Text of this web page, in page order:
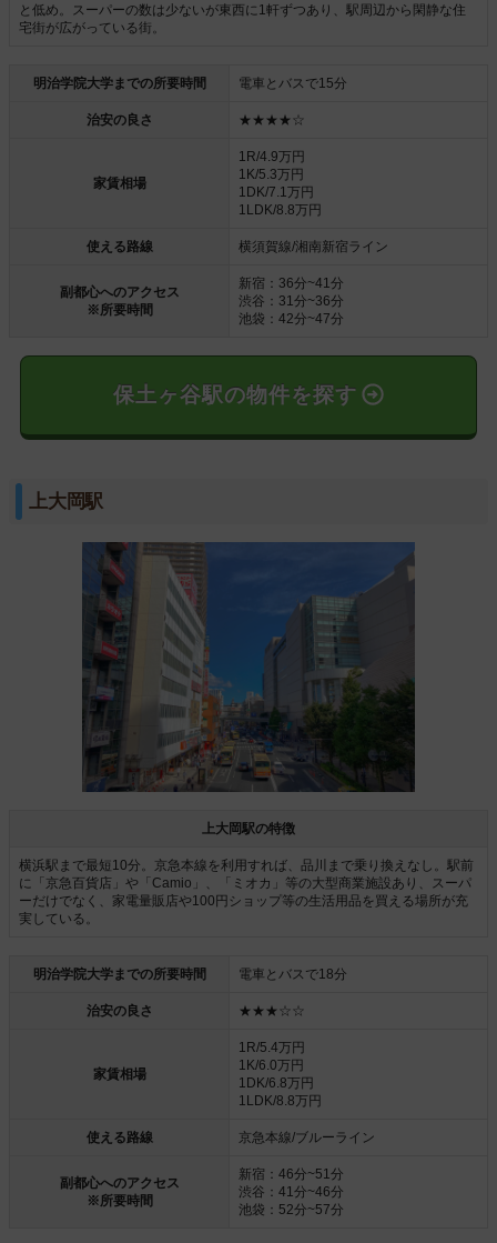
と低め。スーパーの数は少ないが東西に1軒ずつあり、駅周辺から閑静な住
宅街が広がっている街。
明治学院大学までの所要時間 電車とバスで15分
治安の良さ ★★★★☆
家賃相場
1R/4.9万円
1K/5.3万円
1DK/7.1万円
1LDK/8.8万円
使える路線 横須賀線/湘南新宿ライン
副都心へのアクセス
※所要時間
新宿：36分~41分
渋谷：31分~36分
池袋：42分~47分
保土ヶ谷駅の物件を探す
上大岡駅
上大岡駅の特徴
横浜駅まで最短10分。京急本線を利用すれば、品川まで乗り換えなし。駅前
に「京急百貨店」や「Camio」、「ミオカ」等の大型商業施設あり、スーパ
ーだけでなく、家電量販店や100円ショップ等の生活用品を買える場所が充
実している。
明治学院大学までの所要時間 電車とバスで18分
治安の良さ ★★★☆☆
家賃相場
1R/5.4万円
1K/6.0万円
1DK/6.8万円
1LDK/8.8万円
使える路線 京急本線/ブルーライン
副都心へのアクセス
※所要時間
新宿：46分~51分
渋谷：41分~46分
池袋：52分~57分